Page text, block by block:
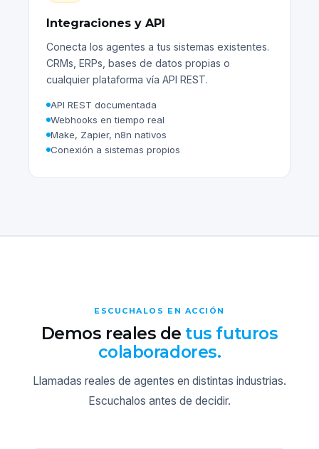
Integraciones y API
Conecta los agentes a tus sistemas existentes.
CRMs, ERPs, bases de datos propias o
cualquier plataforma vía API REST.
API REST documentada
Webhooks en tiempo real
Make, Zapier, n8n nativos
Conexión a sistemas propios
ESCUCHALOS EN ACCIÓN
Demos reales de tus futuros
colaboradores.
Llamadas reales de agentes en distintas industrias.
Escuchalos antes de decidir.